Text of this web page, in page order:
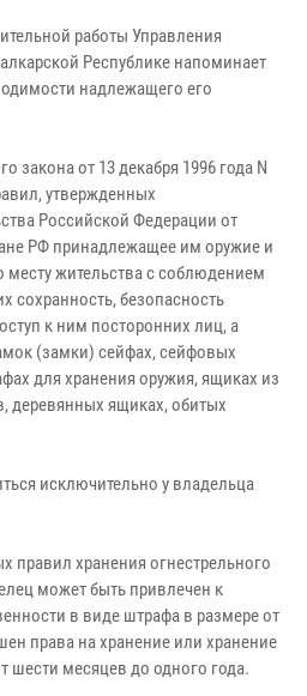
работы Управления
Республике напоминает
надлежащего его
закона от 13 декабря 1996 года N
утвержденных
Российской Федерации от
РФ принадлежащее им оружие и
жительства с соблюдением
сохранность, безопасность
к ним посторонних лиц, а
(замки) сейфах, сейфовых
для хранения оружия, ящиках из
деревянных ящиках, обитых
исключительно у владельца
правил хранения огнестрельного
может быть привлечен к
в виде штрафа в размере от
права на хранение или хранение
шести месяцев до одного года.